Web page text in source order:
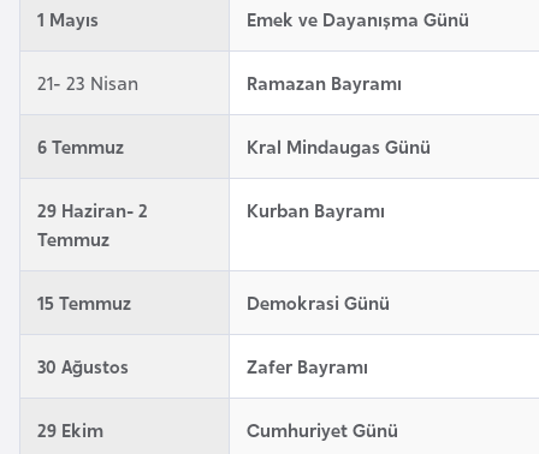
1 Mayıs Emek ve Dayanışma Günü
21- 23 Nisan Ramazan Bayramı
6 Temmuz Kral Mindaugas Günü
29 Haziran- 2
Temmuz
Kurban Bayramı
15 Temmuz Demokrasi Günü
30 Ağustos Zafer Bayramı
29 Ekim Cumhuriyet Günü
e
ş
B
e
l
a
r
u
s
B
e
l